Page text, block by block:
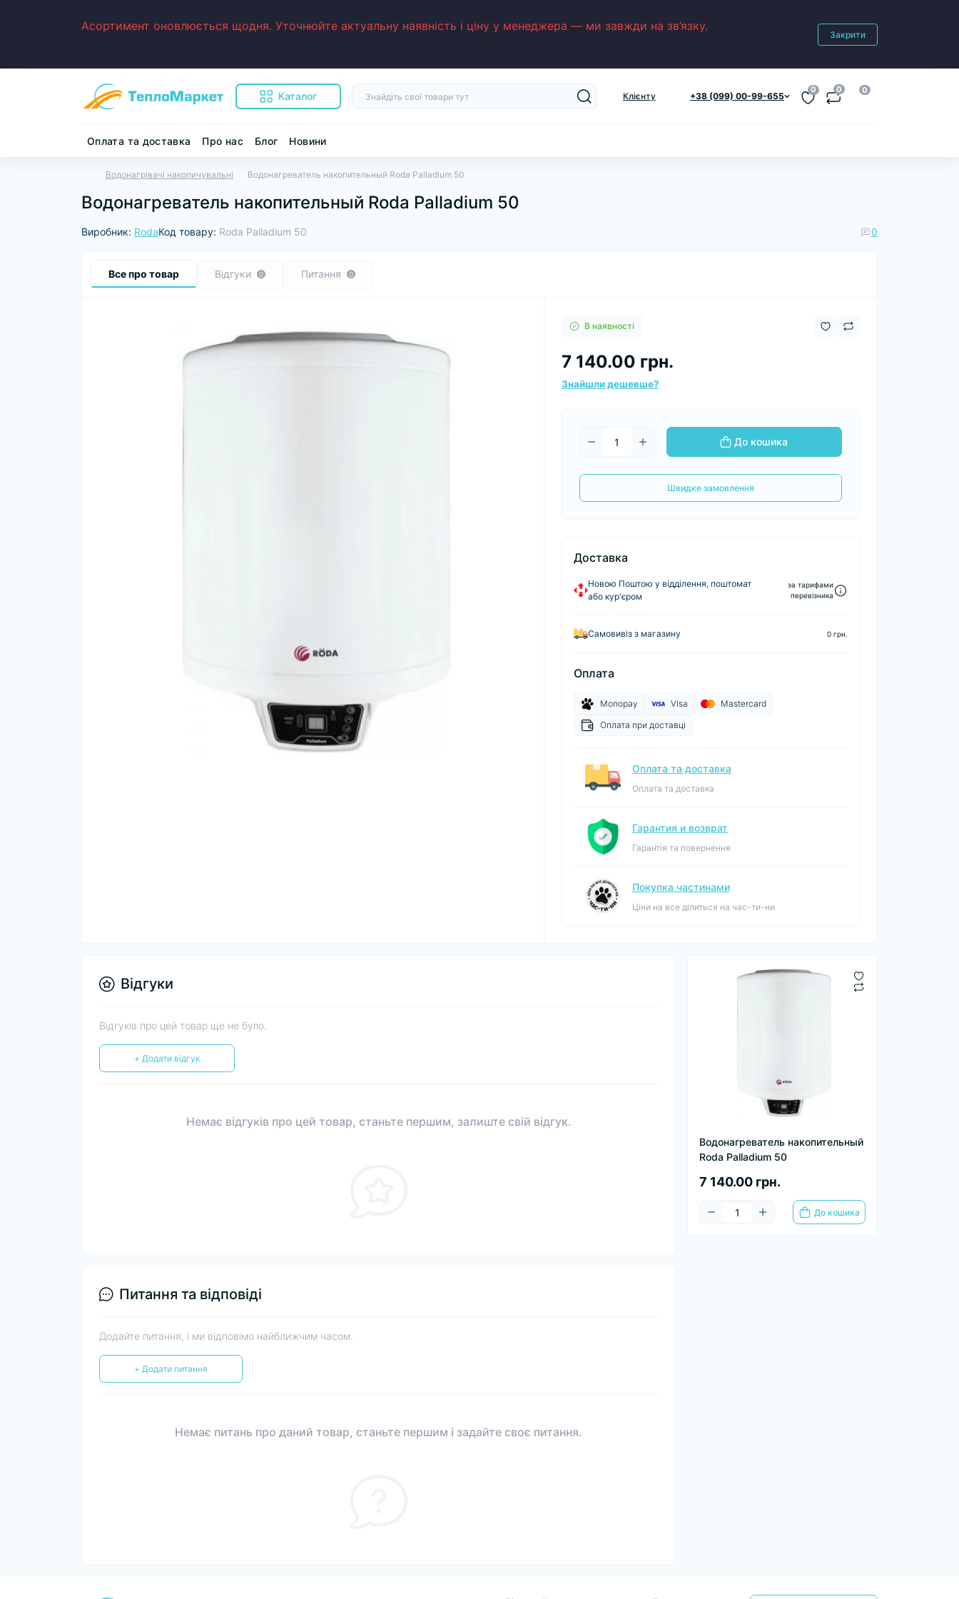
Асортимент оновлюється щодня. Уточнюйте актуальну наявність і ціну у менеджера — ми завжди на зв’язку.
Закрити
Каталог Клієнту +38 (099) 00-99-655
0 0 0
Оплата та доставка Про нас Блог Новини
Водонагрівачі накопичувальні Водонагреватель накопительный Roda Palladium 50
Водонагреватель накопительный Roda Palladium 50
Виробник: RodaКод товару: Roda Palladium 50 0
Все про товар Відгуки 0 Питання 0
В наявності
7 140.00 грн.
Знайшли дешевше?
До кошика
Швидке замовлення
Доставка
Новою Поштою у відділення, поштомат
або кур'єром
за тарифами
перевізника
Самовивіз з магазину 0 грн.
Оплата
Monopay Visa
Mastercard
Оплата при доставці
Оплата та доставка
Оплата та доставка
Гарантия и возврат
Гарантія та повернення
Покупка частинами
Ціни на все ділиться на час-ти-ни
Водонагреватель накопительный
Roda Palladium 50
7 140.00 грн.
До кошика
Відгуки
Відгуків про цей товар ще не було.
+ Додати відгук
Немає відгуків про цей товар, станьте першим, залиште свій відгук.
Питання та відповіді
Додайте питання, і ми відповімо найближчим часом.
+ Додати питання
Немає питань про даний товар, станьте першим і задайте своє питання.